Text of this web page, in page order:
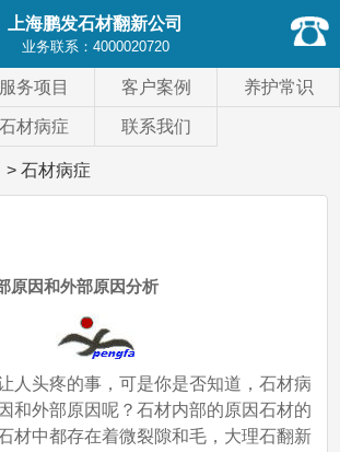
上海鹏发石材翻新公司
业务联系： 4000020720
服务项目 客户案例 养护常识
石材病症 联系我们
> 石材病症
原因和外部原因分析
人头疼的事，可是你是否知道，石材病
和外部原因呢？石材内部的原因石材的
材中都存在着微裂隙和毛，大理石翻新